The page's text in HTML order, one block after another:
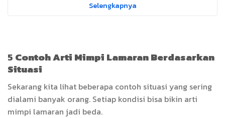
Selengkapnya
5 Contoh Arti Mimpi Lamaran Berdasarkan
Situasi
Sekarang kita lihat beberapa contoh situasi yang sering
dialami banyak orang. Setiap kondisi bisa bikin arti
mimpi lamaran jadi beda.